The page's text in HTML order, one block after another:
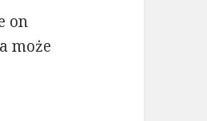
on
może